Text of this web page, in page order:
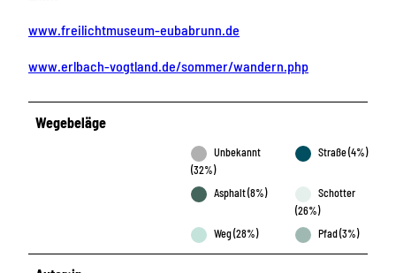
www.freilichtmuseum-eubabrunn.de
www.erlbach-vogtland.de/sommer/wandern.php
Wegebeläge
Unbekannt
(32%)
Straße (4%)
Asphalt (8%)
Schotter
(26%)
Weg (28%)
Pfad (3%)